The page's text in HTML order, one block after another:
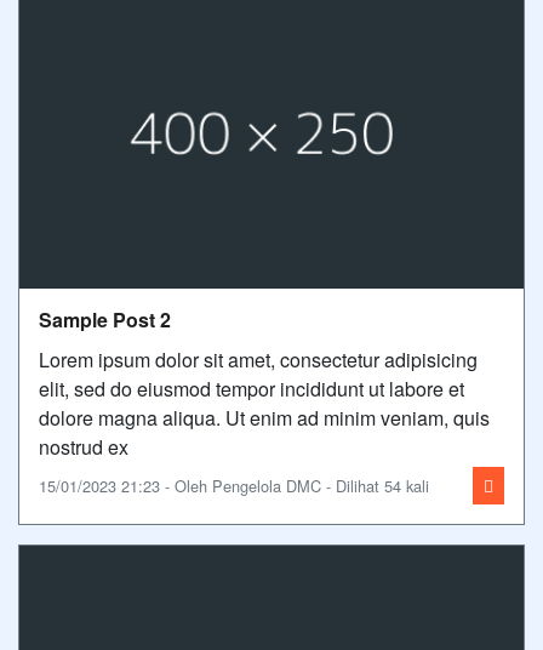
Sample Post 2
Lorem ipsum dolor sit amet, consectetur adipisicing
elit, sed do eiusmod tempor incididunt ut labore et
dolore magna aliqua. Ut enim ad minim veniam, quis
nostrud ex
15/01/2023 21:23 - Oleh Pengelola DMC - Dilihat 54 kali